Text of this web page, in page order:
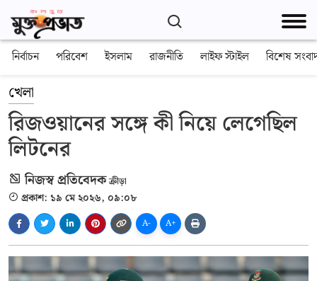
নির্বাচন পরিবেশ ইসলাম রাজনীতি লাইফ স্টাইল বিশেষ
খেলা
রিজওয়ানের সঙ্গে কী নিয়ে লেগেছিল
লিটনের
নিজস্ব প্রতিবেদক ক্রীড়া
প্রকাশ: ১৯ মে ২০২৬, ০৯:০৮
A- A+